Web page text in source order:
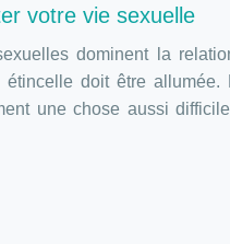
votre vie sexuelle
dominent la
étincelle doit être
une chose aussi